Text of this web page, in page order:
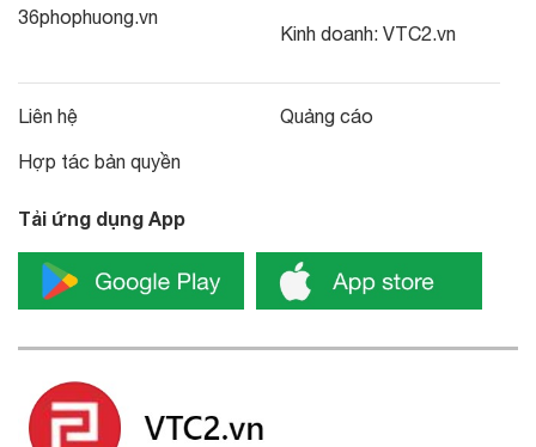
36phophuong.vn
Kinh doanh: VTC2.vn
Liên hệ
Hợp tác bản quyền
Quảng cáo
Tải ứng dụng App